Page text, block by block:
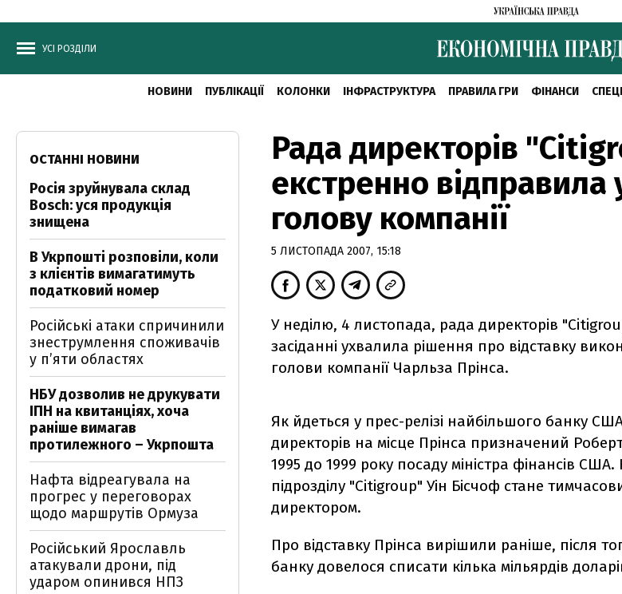
УСІ РОЗДІЛИ
НОВИНИ ПУБЛІКАЦІЇ КОЛОНКИ ІНФРАСТРУКТУРА ПРАВИЛА ГРИ ФІНАНСИ
Рада директорів
екстренно відправила
голову компанії
5 ЛИСТОПАДА 2007, 15:18
У неділю, 4 листопада, рада директорів
засіданні ухвалила рішення про відставку
голови компанії Чарльза Прінса.
Як йдеться у прес-релізі найбільшого банку
директорів на місце Прінса призначений
1995 до 1999 року посаду міністра фінансів
підрозділу "Citigroup" Уін Бісчоф стане
директором.
Про відставку Прінса вирішили раніше, після
банку довелося списати кілька мільярдів
ОСТАННІ НОВИНИ
Росія зруйнувала склад
Bosch: уся продукція
знищена
В Укрпошті розповіли, коли
з клієнтів вимагатимуть
податковий номер
Російські атаки спричинили
знеструмлення споживачів
у п’яти областях
НБУ дозволив не друкувати
ІПН на квитанціях, хоча
раніше вимагав
протилежного – Укрпошта
Нафта відреагувала на
прогрес у переговорах
щодо маршрутів Ормуза
Російський Ярославль
атакували дрони, під
ударом опинився НПЗ